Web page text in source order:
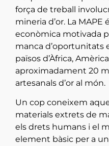
força de treball
mineria d’or. La MAPE
econòmica motivada
manca d’oportunitats
països d’Àfrica,
aproximadament 20
artesanals d’or al món.
Un cop coneixem
materials extrets de
els drets humans i el
element bàsic per a